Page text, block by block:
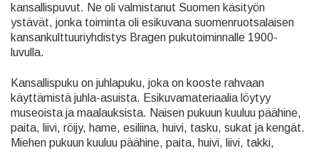
kansallispuvut. Ne oli valmistanut Suomen käsityön
ystävät, jonka toiminta oli esikuvana suomenruotsalaisen
kansankulttuuriyhdistys Bragen pukutoiminnalle 1900-
luvulla.
Kansallispuku on juhlapuku, joka on kooste rahvaan
käyttämistä juhla-asuista. Esikuvamateriaalia löytyy
museoista ja maalauksista. Naisen pukuun kuuluu päähine,
paita, liivi, röijy, hame, esiliina, huivi, tasku, sukat ja kengät.
Miehen pukuun kuuluu päähine, paita, huivi, liivi, takki,